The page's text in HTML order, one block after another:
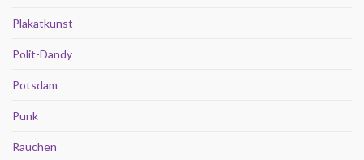
Plakatkunst
Polit-Dandy
Potsdam
Punk
Rauchen